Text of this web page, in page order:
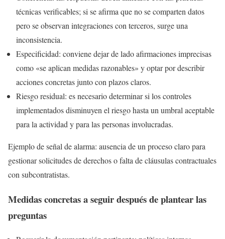
técnicas verificables; si se afirma que no se comparten datos
pero se observan integraciones con terceros, surge una
inconsistencia.
Especificidad: conviene dejar de lado afirmaciones imprecisas
como «se aplican medidas razonables» y optar por describir
acciones concretas junto con plazos claros.
Riesgo residual: es necesario determinar si los controles
implementados disminuyen el riesgo hasta un umbral aceptable
para la actividad y para las personas involucradas.
Ejemplo de señal de alarma: ausencia de un proceso claro para
gestionar solicitudes de derechos o falta de cláusulas contractuales
con subcontratistas.
Medidas concretas a seguir después de plantear las
preguntas